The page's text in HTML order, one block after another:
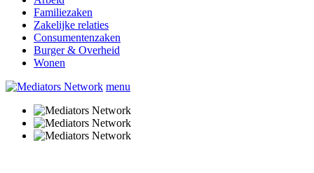
Familiezaken
Zakelijke relaties
Consumentenzaken
Burger & Overheid
Wonen
menu